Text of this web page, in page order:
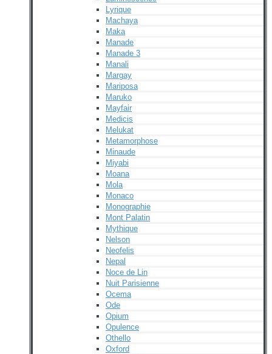
Lyrique
Machaya
Maka
Manade
Manade 3
Manali
Margay
Mariposa
Maruko
Mayfair
Medicis
Melukat
Metamorphose
Minaude
Miyabi
Moana
Mola
Monaco
Monographie
Mont Palatin
Mythique
Nelson
Neofelis
Nepal
Noce de Lin
Nuit Parisienne
Ocema
Ode
Opium
Opulence
Othello
Oxford